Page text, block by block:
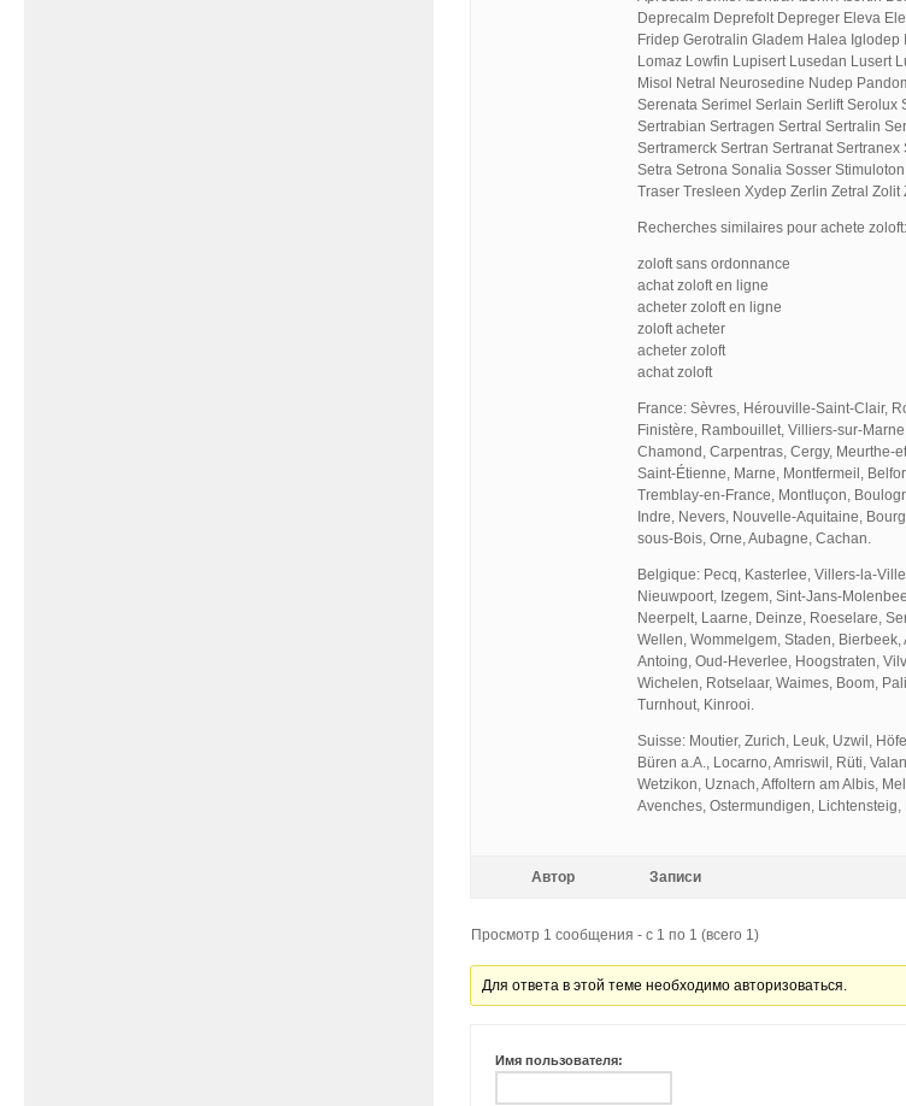
Deprecalm Deprefolt Depreger Eleva
Fridep Gerotralin Gladem Halea
Lomaz Lowfin Lupisert Lusedan Lusert
Misol Netral Neurosedine Nudep
Serenata Serimel Serlain Serlift Serolux
Sertrabian Sertragen Sertral Sertralin
Sertramerck Sertran Sertranat
Setra Setrona Sonalia Sosser
Traser Tresleen Xydep Zerlin Zetral Zolit
Recherches similaires pour achete zoloft:
zoloft sans ordonnance
achat zoloft en ligne
acheter zoloft en ligne
zoloft acheter
acheter zoloft
achat zoloft
France: Sèvres, Hérouville-Saint-Clair,
Finistère, Rambouillet, Villiers-sur-
Chamond, Carpentras, Cergy, Meurthe-
Saint-Étienne, Marne, Montfermeil,
Tremblay-en-France, Montluçon,
Indre, Nevers, Nouvelle-Aquitaine,
sous-Bois, Orne, Aubagne, Cachan.
Belgique: Pecq, Kasterlee, Villers-la-
Nieuwpoort, Izegem, Sint-Jans-
Neerpelt, Laarne, Deinze, Roeselare,
Wellen, Wommelgem, Staden,
Antoing, Oud-Heverlee, Hoogstraten,
Wichelen, Rotselaar, Waimes, Boom,
Turnhout, Kinrooi.
Suisse: Moutier, Zurich, Leuk, Uzwil,
Büren a.A., Locarno, Amriswil, Rüti,
Wetzikon, Uznach, Affoltern am Albis,
Avenches, Ostermundigen, Lichtensteig,
Автор Записи
Просмотр 1 сообщения - с 1 по 1 (всего 1)
Для ответа в этой теме необходимо авторизоваться.
Имя пользователя: